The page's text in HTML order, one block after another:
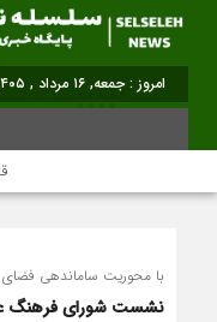
برابر با : Frid
با محوریت ساماندهی فضای
نشست شورای فرهنگ